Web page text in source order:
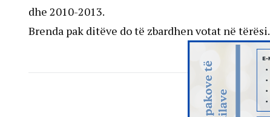
dhe 2010-2013.
Brenda pak ditëve do të zbardhen votat në tërësi.